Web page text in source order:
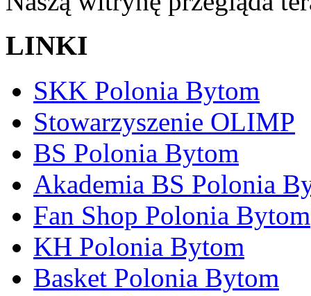
LINKI
SKK Polonia Bytom
Stowarzyszenie OLIMP
BS Polonia Bytom
Akademia BS Polonia
Fan Shop Polonia Bytom
KH Polonia Bytom
Basket Polonia Bytom